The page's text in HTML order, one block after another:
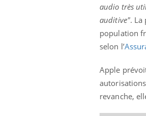
audio très
auditive". La
population
selon l’
Apple
revanche,